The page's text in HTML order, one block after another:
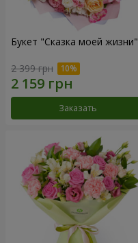
Букет "Сказка моей жизни"
2 399 грн
Заказать